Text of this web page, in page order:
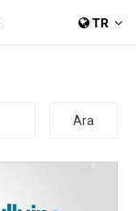
Ara
TR